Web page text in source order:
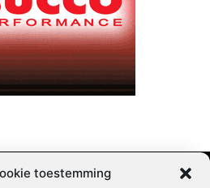
toestemming